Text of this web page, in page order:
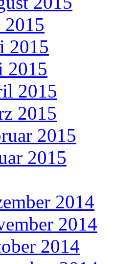
2015
2015
2015
2015
2015
2015
2014
2014
2014